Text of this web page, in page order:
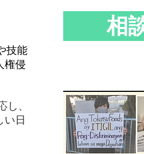
技能
権侵
、
い日
相